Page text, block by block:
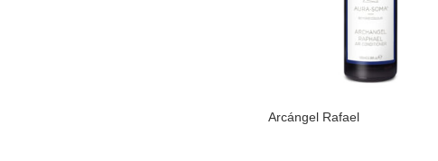
Arcángel Rafael